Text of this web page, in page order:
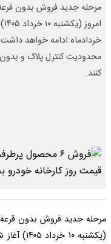
مرحله جدید فروش بدون
خردادماه ادامه خواهد
محدودیت کنترل پلاک و
کنند.
مرحله جدید فروش بدون